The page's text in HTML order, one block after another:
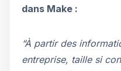
dans Make :
“À partir des
entreprise, taille si